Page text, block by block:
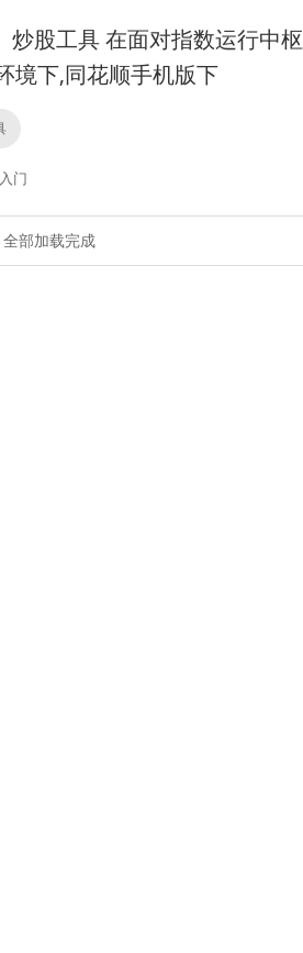
炒股工具 在面对指数运行中
境下,同花顺手机版下
门
全部加载完成